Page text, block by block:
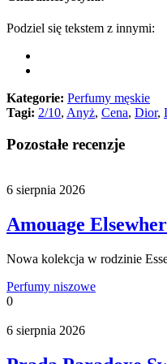
Podziel się tekstem z innymi:
Kategorie: Perfumy męskie
Tagi: 2/10, Anyż, Cena, Dior,
Pozostałe recenzje
6 sierpnia 2026
Amouage
Nowa kolekcja w rodzinie
Perfumy niszowe
0
6 sierpnia 2026